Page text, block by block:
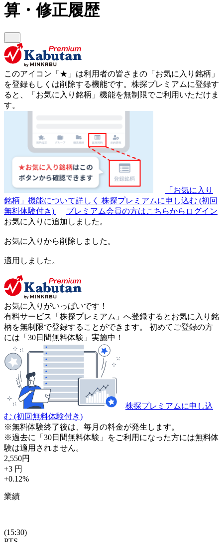
算・修正履歴
このアイコン 「★」 は利用者の皆さまの 「お気に入り銘柄」
を登録もしくは削除する機能です。 株探プレミアムに登録す
ると、「お気に入り銘柄」機能を無制限でご利用いただけま
す。
「お気に入り
銘柄」機能について詳しく 株探プレミアムに申し込む (初回
無料体験付き)
プレミアム会員の方はこちらからログイン
お気に入りに追加しました。
お気に入りから削除しました。
適用しました。
お気に入りがいっぱいです！
有料サービス「株探プレミアム」へ登録するとお気に入り銘
柄を無制限で登録することができます。 初めてご登録の方
には「30日間無料体験」実施中！
株探プレミアムに申し込
む (初回無料体験付き)
※無料体験終了後は、毎月の料金が発生します。
※過去に「30日間無料体験」をご利用になった方には無料体
験は適用されません。
2,550円
+3 円
+0.12%
業績
(15:30)